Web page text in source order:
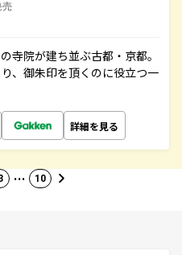
売
寺院が建ち並ぶ古都・京都。
、御朱印を頂くのに役立つ一
詳細を見る
… 10